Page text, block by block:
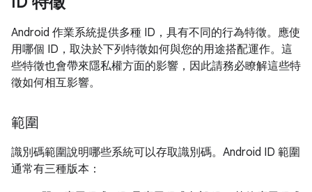
Android 作業系統提供多種 ID，具有不同的行為特徵。應使
用哪個 ID，取決於下列特徵如何與您的用途搭配運作。這
些特徵也會帶來隱私權方面的影響，因此請務必瞭解這些特
徵如何相互影響。
範圍
識別碼範圍說明哪些系統可以存取識別碼。Android ID 範圍
通常有三種版本：